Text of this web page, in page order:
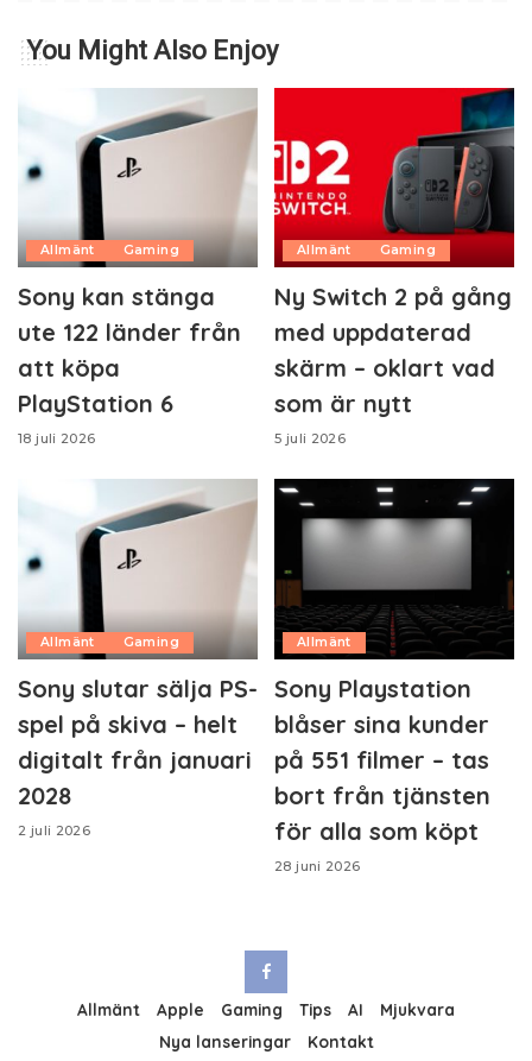
You Might Also Enjoy
Allmänt Gaming
Sony kan stänga
ute 122 länder från
att köpa
PlayStation 6
18 juli 2026
Allmänt Gaming
Ny Switch 2 på gång
med uppdaterad
skärm – oklart vad
som är nytt
5 juli 2026
Allmänt Gaming
Sony slutar sälja PS-
spel på skiva – helt
digitalt från januari
2028
2 juli 2026
Allmänt
Sony Playstation
blåser sina kunder
på 551 filmer – tas
bort från tjänsten
för alla som köpt
28 juni 2026
Allmänt Apple Gaming Tips AI
Mjukvara
Nya lanseringar
Kontakt